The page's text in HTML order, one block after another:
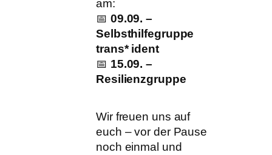
am:
📅 09.09. –
Selbsthilfegruppe
trans* ident
📅 15.09. –
Resilienzgruppe
Wir freuen uns auf
euch – vor der Pause
noch einmal und